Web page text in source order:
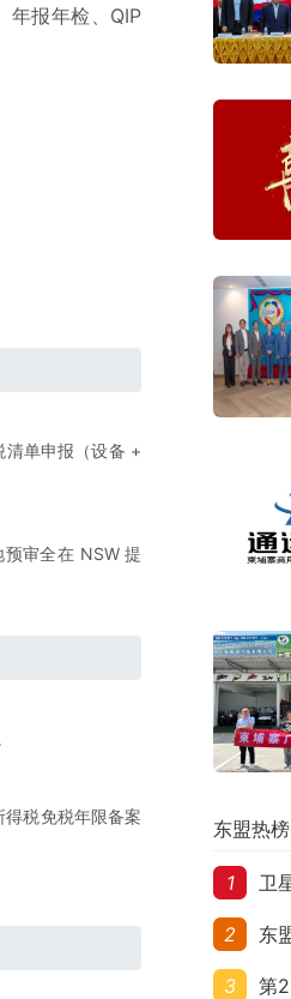
年报年检、QIP
清单申报（设备 +
审全在 NSW 提
税免税年限备案
东盟热榜
1
2
3